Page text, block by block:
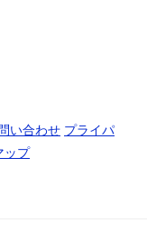
い合わせ プライパ
ップ